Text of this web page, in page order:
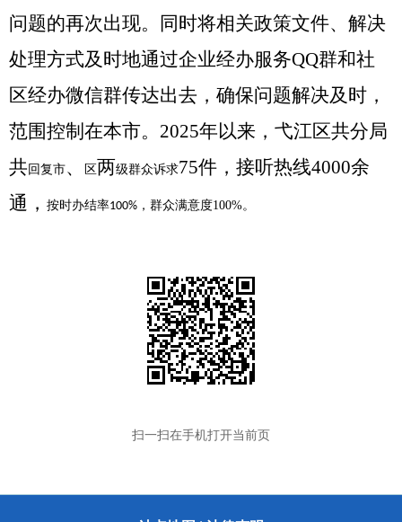
问题的再次出现。同时将相关政策文件、解决
处理方式及时地通过企业经办服务QQ群和社
区经办微信群传达出去，确保问题解决及时，
范围控制在本市。2025年以来，弋江区共分局
共回复市、 区两级群众诉求75件，接听热线4000余
通， 按时办结率100% ，群众满意度100%。
扫一扫在手机打开当前页